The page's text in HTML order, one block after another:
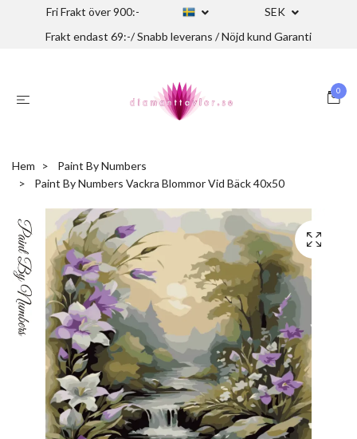
Fri Frakt över 900:-
SEK
Frakt endast 69:-/ Snabb leverans / Nöjd kund Garanti
0
Hem
Paint By Numbers
Paint By Numbers Vackra Blommor Vid Bäck 40x50